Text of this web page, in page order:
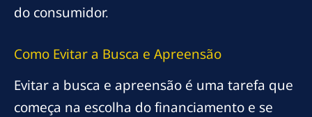
do consumidor.
Como Evitar a Busca e Apreensão
Evitar a busca e apreensão é uma tarefa que
começa na escolha do financiamento e se